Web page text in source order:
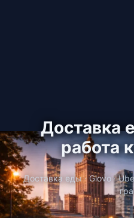
Доставка
работа
Доставка еды · Glovo ·